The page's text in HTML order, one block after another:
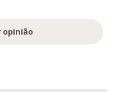
opinião